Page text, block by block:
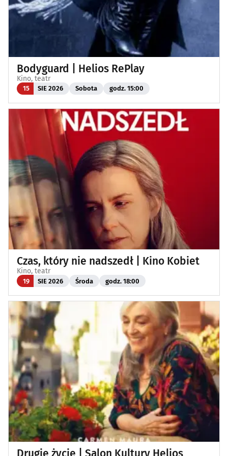
Bodyguard | Helios RePlay
Kino, teatr
15 SIE 2026 Sobota godz. 15:00
Czas, który nie nadszedł | Kino Kobiet
Kino, teatr
19 SIE 2026 Środa godz. 18:00